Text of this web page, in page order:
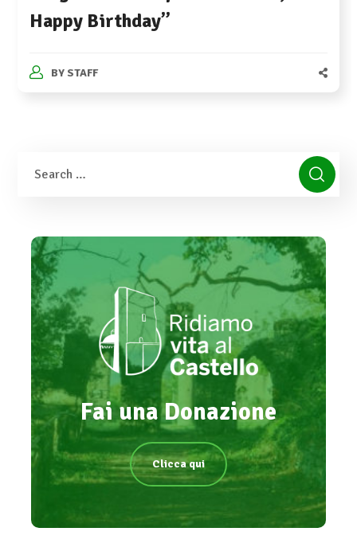
Happy Birthday”
BY STAFF
Fai una Donazione
Clicca qui